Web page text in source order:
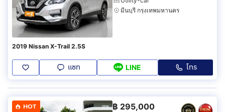
มีนบุรี กรุงเทพมหานคร
2019 Nissan X-Trail 2.5S
แชท LINE โทร
HOT ฿ 295,000